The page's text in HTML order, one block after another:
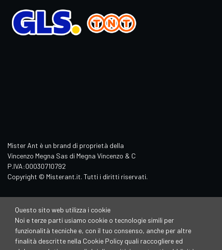
Mister Ant è un brand di proprietà della
Vincenzo Megna Sas di Megna Vincenzo & C
P.IVA:00030710792
Copyright © Misterant.it. Tutti i diritti riservati.
Questo sito web utilizza i cookie
Noi e terze parti usiamo cookie o tecnologie simili per
funzionalità tecniche e, con il tuo consenso, anche per altre
finalità descritte nella Cookie Policy quali raccogliere ed